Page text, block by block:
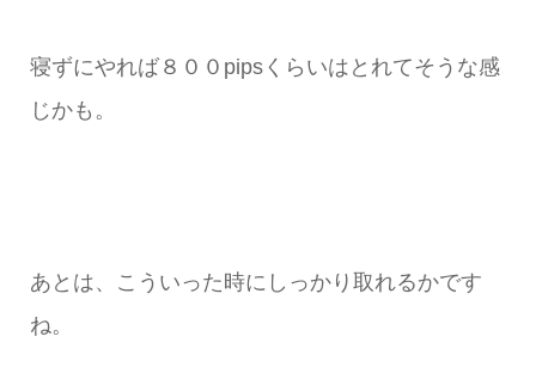
寝ずにやれば８００pipsくらいはとれてそうな感
じかも。
あとは、こういった時にしっかり取れるかです
ね。